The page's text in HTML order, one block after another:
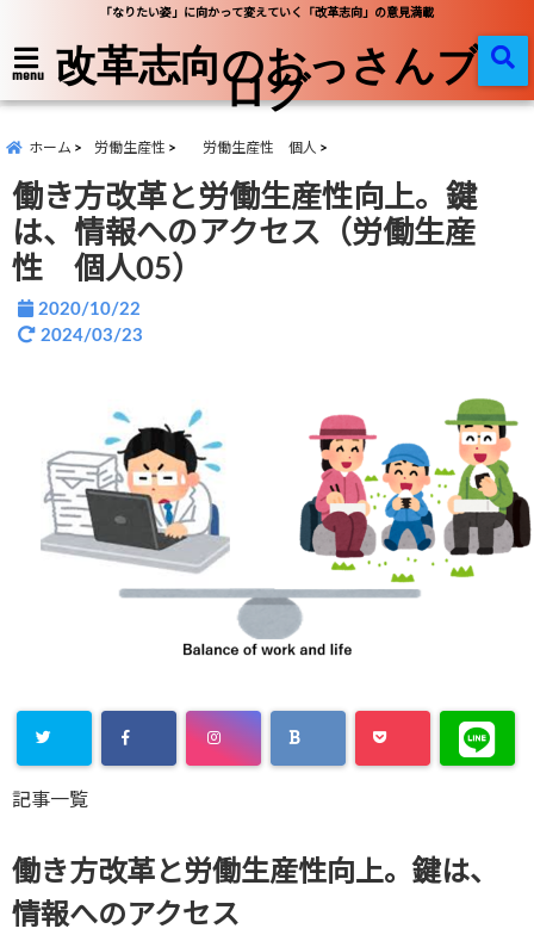
「なりたい姿」に向かって変えていく「改革志向」の意見満載
menu 改革志向のおっさんブ
ログ
ホーム 労働生産性 労働生産性 個人
働き方改革と労働生産性向上。鍵
は、情報へのアクセス（労働生産
性 個人05）
2020/10/22
2024/03/23
array key
記事一覧
働き方改革と労働生産性向上。鍵は、
情報へのアクセス